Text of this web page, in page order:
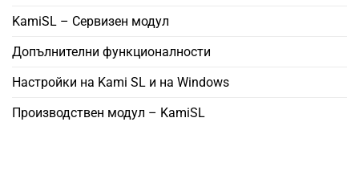
KamiSL – Сервизен модул
Допълнителни функционалности
Настройки на Kami SL и на Windows
Производствен модул – KamiSL